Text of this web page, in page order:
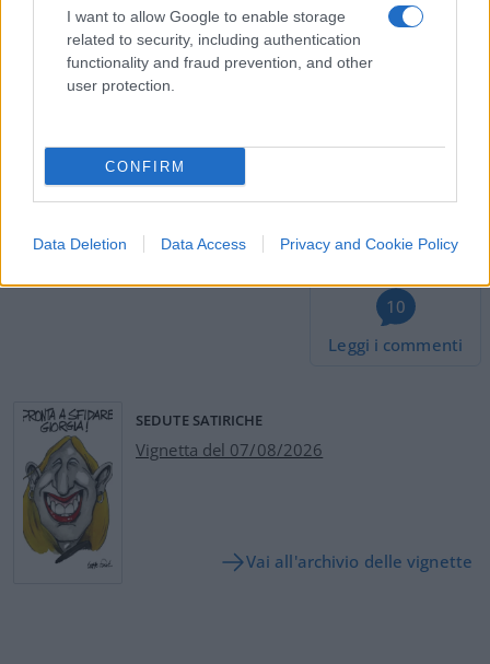
I want to allow Google to enable storage
related to security, including authentication
functionality and fraud prevention, and other
user protection.
CONFIRM
Data Deletion Data Access Privacy and Cookie Policy
sentenza definitiva, subisca le mille privazioni di
cittadino cui viene sottoposto, come ad esempio
l’impossibilità di iscriversi ad un concorso o
accedere ad un mutuo bancario.
#GIUSTIZIA
Pagina
10
Leggi i commenti
SEDUTE SATIRICHE
Vignetta del 07/08/2026
Vai all'archivio delle vignette